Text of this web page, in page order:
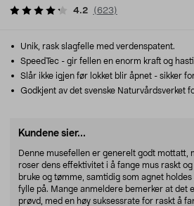
4.2 (623)
Unik, rask slagfelle med verdenspatent.
SpeedTec - gir fellen en enorm kraft og
Slår ikke igjen før lokket blir åpnet - sikker
Godkjent av det svenske Naturvårdsverket
Kundene sier...
Denne musefellen er generelt godt mottatt,
roser dens effektivitet i å fange mus raskt
bruke og tømme, samtidig som agnet
fylle på. Mange anmeldere bemerker at det
prøvd, med en høy suksessrate for raskt å